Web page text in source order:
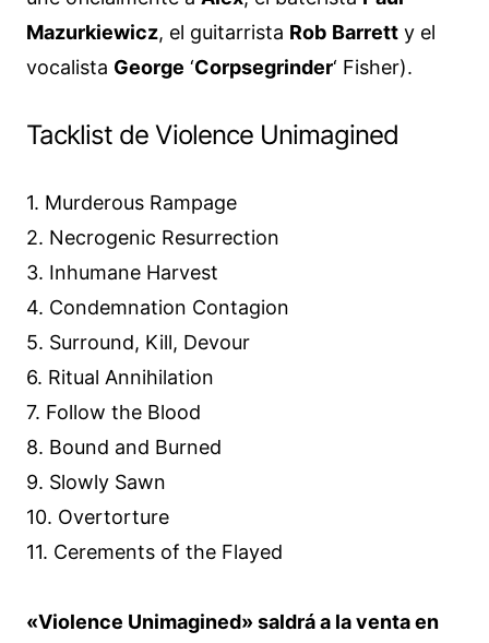
Mazurkiewicz, el guitarrista Rob Barrett y el
vocalista George ‘Corpsegrinder‘ Fisher).
Tacklist de Violence Unimagined
1. Murderous Rampage
2. Necrogenic Resurrection
3. Inhumane Harvest
4. Condemnation Contagion
5. Surround, Kill, Devour
6. Ritual Annihilation
7. Follow the Blood
8. Bound and Burned
9. Slowly Sawn
10. Overtorture
11. Cerements of the Flayed
«Violence Unimagined» saldrá a la venta en